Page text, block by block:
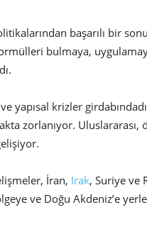
başarılı bir
bulmaya, uygulamaya
yapısal krizler
zorlanıyor. Uluslararası,
İran, Irak, Suriye ve
ve Doğu Akdeniz’e